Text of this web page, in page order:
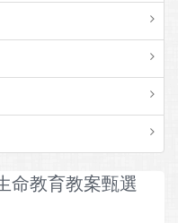
命教育教案甄選